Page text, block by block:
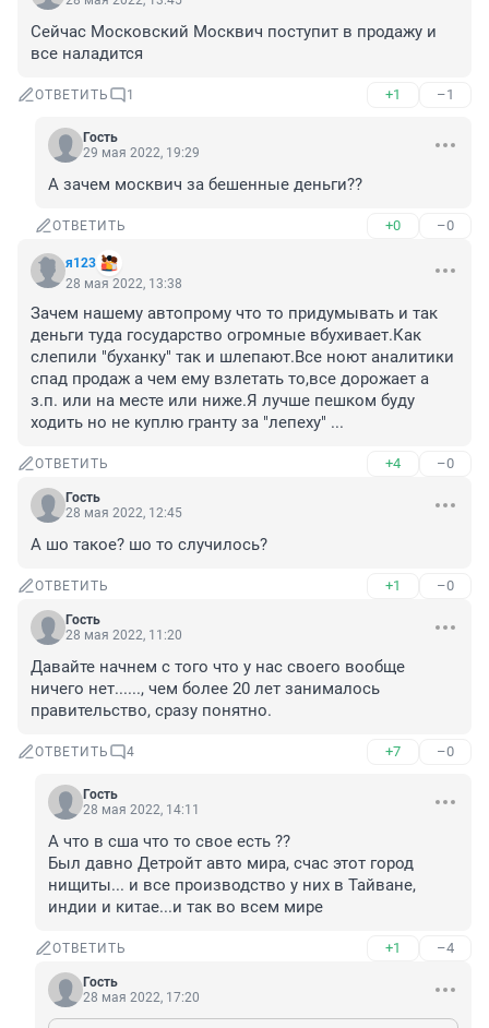
Сейчас Московский Москвич поступит в продажу и
все наладится
ОТВЕТИТЬ 1 +1 –1
Гость
29 мая 2022, 19:29
А зачем москвич за бешенные деньги??
ОТВЕТИТЬ +0 –0
я123
28 мая 2022, 13:38
Зачем нашему автопрому что то придумывать и так
деньги туда государство огромные вбухивает.Как
слепили "буханку" так и шлепают.Все ноют аналитики
спад продаж а чем ему взлетать то,все дорожает а
з.п. или на месте или ниже.Я лучше пешком буду
ходить но не куплю гранту за "лепеху" ...
ОТВЕТИТЬ +4 –0
Гость
28 мая 2022, 12:45
А шо такое? шо то случилось?
ОТВЕТИТЬ +1 –0
Гость
28 мая 2022, 11:20
Давайте начнем с того что у нас своего вообще
ничего нет......, чем более 20 лет занималось
правительство, сразу понятно.
ОТВЕТИТЬ 4 +7 –0
Гость
28 мая 2022, 14:11
А что в сша что то свое есть ??
Был давно Детройт авто мира, счас этот город
нищиты... и все производство у них в Тайване,
индии и китае...и так во всем мире
ОТВЕТИТЬ +1 –4
Гость
28 мая 2022, 17:20